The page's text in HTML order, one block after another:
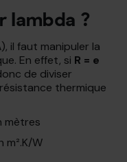
lambda ?
il faut manipuler la
En effet, si R = e
de diviser
thermique
mètres
m².K/W